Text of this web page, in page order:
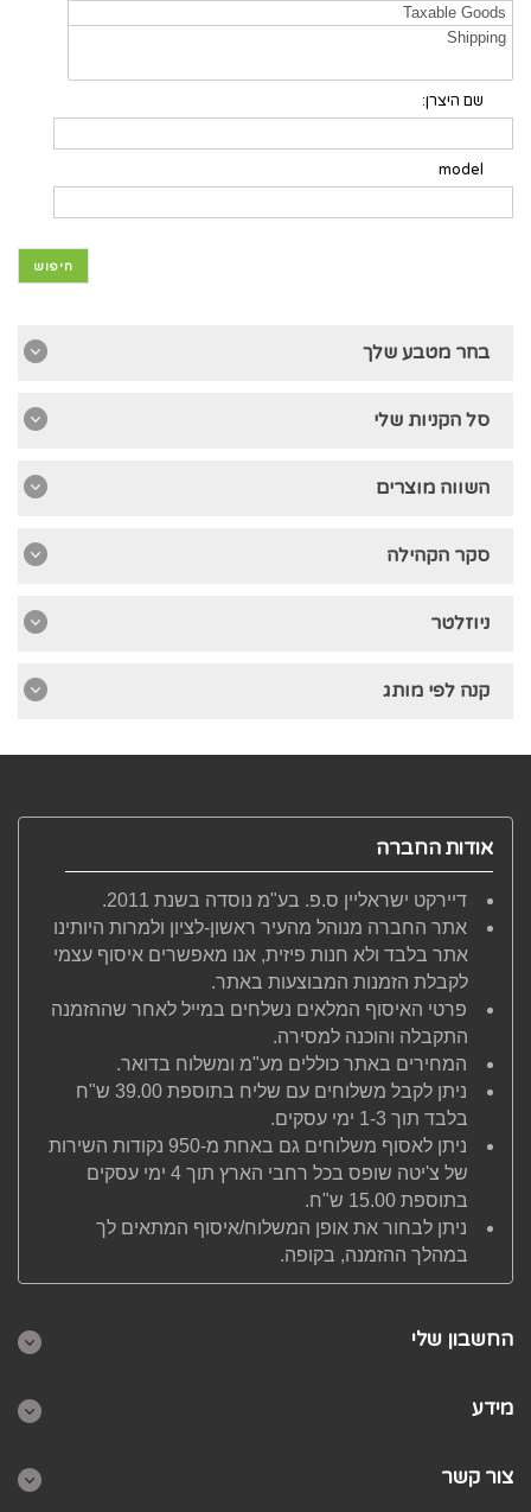
שם היצרן:
model
חיפוש
בחר מטבע שלך
סל הקניות שלי
השווה מוצרים
סקר הקהילה
ניוזלטר
קנה לפי מותג
אודות החברה
דיירקט ישראליין ס.פ. בע"מ נוסדה בשנת 2011.
אתר החברה מנוהל מהעיר ראשון-לציון ולמרות היותינו
אתר בלבד ולא חנות פיזית, אנו מאפשרים איסוף עצמי
לקבלת הזמנות המבוצעות באתר.
פרטי האיסוף המלאים נשלחים במייל לאחר שההזמנה
התקבלה והוכנה למסירה.
המחירים באתר כוללים מע"מ ומשלוח בדואר.
ניתן לקבל משלוחים עם שליח בתוספת 39.00 ש"ח
בלבד תוך 1-3 ימי עסקים.
ניתן לאסוף משלוחים גם באחת מ-950 נקודות השירות
של צ'יטה שופס בכל רחבי הארץ תוך 4 ימי עסקים
בתוספת 15.00 ש"ח.
ניתן לבחור את אופן המשלוח/איסוף המתאים לך
במהלך ההזמנה, בקופה.
החשבון שלי
מידע
צור קשר